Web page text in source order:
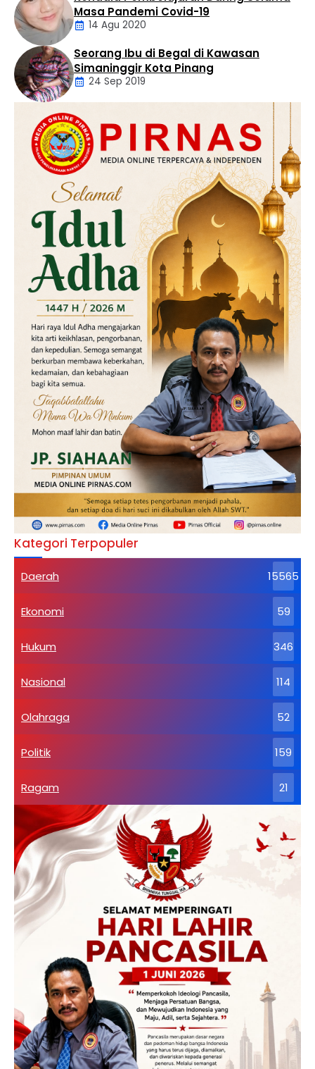
Artikel
Masa Pandemi Covid-19
14 Agu 2020
Daerah
Hukum
Kriminal
Labusel
Seorang Ibu di Begal di Kawasan
Simaninggir Kota Pinang
24 Sep 2019
Kategori Terpopuler
Daerah 15565
Ekonomi 59
Hukum 346
Nasional 114
Olahraga 52
Politik 159
Ragam 21